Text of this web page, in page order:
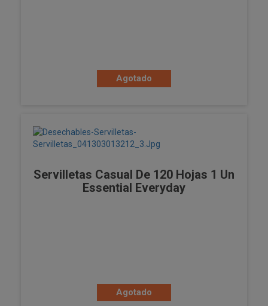
Agotado
Servilletas Casual De 120 Hojas 1 Un
Essential Everyday
Agotado